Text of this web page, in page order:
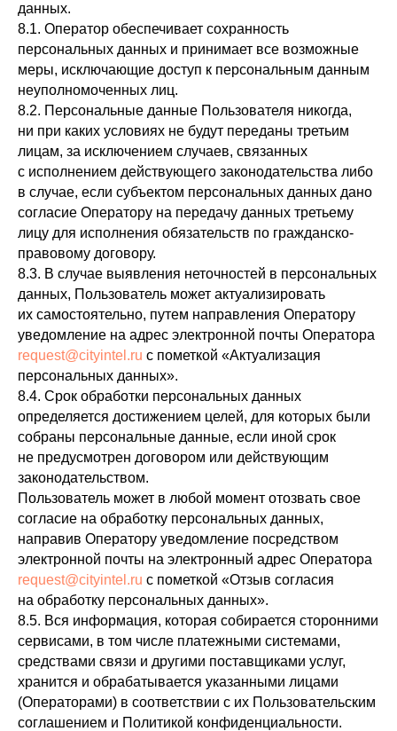
данных.
8.1. Оператор обеспечивает сохранность
персональных данных и принимает все возможные
меры, исключающие доступ к персональным данным
неуполномоченных лиц.
8.2. Персональные данные Пользователя никогда,
ни при каких условиях не будут переданы третьим
лицам, за исключением случаев, связанных
с исполнением действующего законодательства либо
в случае, если субъектом персональных данных дано
согласие Оператору на передачу данных третьему
лицу для исполнения обязательств по гражданско-
правовому договору.
8.3. В случае выявления неточностей в персональных
данных, Пользователь может актуализировать
их самостоятельно, путем направления Оператору
уведомление на адрес электронной почты Оператора
request@cityintel.ru с пометкой «Актуализация
персональных данных».
8.4. Срок обработки персональных данных
определяется достижением целей, для которых были
собраны персональные данные, если иной срок
не предусмотрен договором или действующим
законодательством.
Пользователь может в любой момент отозвать свое
согласие на обработку персональных данных,
направив Оператору уведомление посредством
электронной почты на электронный адрес Оператора
request@cityintel.ru с пометкой «Отзыв согласия
на обработку персональных данных».
8.5. Вся информация, которая собирается сторонними
сервисами, в том числе платежными системами,
средствами связи и другими поставщиками услуг,
хранится и обрабатывается указанными лицами
(Операторами) в соответствии с их Пользовательским
соглашением и Политикой конфиденциальности.